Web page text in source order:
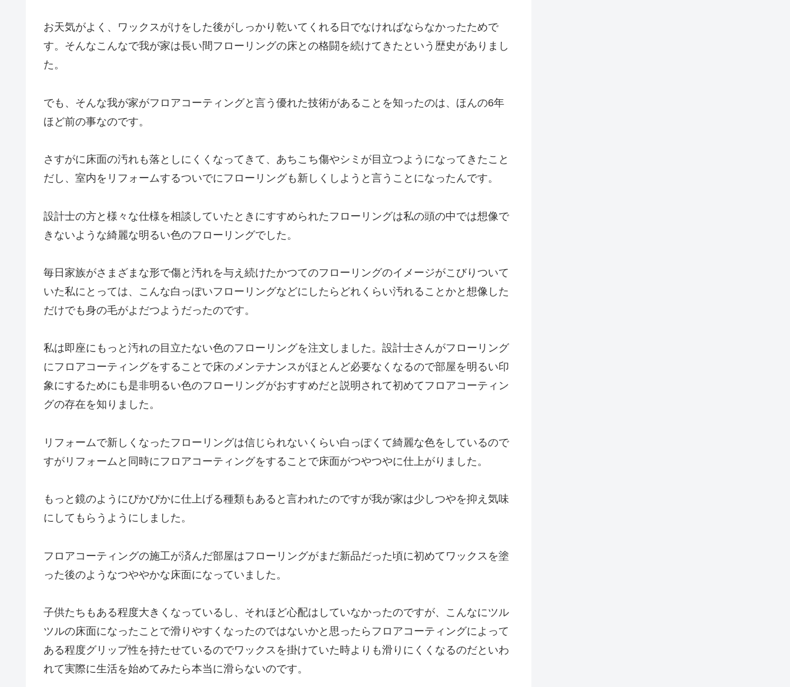
お天気がよく、ワックスがけをした後がしっかり乾いてくれる日でなければならなかったためで
す。そんなこんなで我が家は長い間フローリングの床との格闘を続けてきたという歴史がありまし
た。
でも、そんな我が家がフロアコーティングと言う優れた技術があることを知ったのは、ほんの6年
ほど前の事なのです。
さすがに床面の汚れも落としにくくなってきて、あちこち傷やシミが目立つようになってきたこと
だし、室内をリフォームするついでにフローリングも新しくしようと言うことになったんです。
設計士の方と様々な仕様を相談していたときにすすめられたフローリングは私の頭の中では想像で
きないような綺麗な明るい色のフローリングでした。
毎日家族がさまざまな形で傷と汚れを与え続けたかつてのフローリングのイメージがこびりついて
いた私にとっては、こんな白っぽいフローリングなどにしたらどれくらい汚れることかと想像した
だけでも身の毛がよだつようだったのです。
私は即座にもっと汚れの目立たない色のフローリングを注文しました。設計士さんがフローリング
にフロアコーティングをすることで床のメンテナンスがほとんど必要なくなるので部屋を明るい印
象にするためにも是非明るい色のフローリングがおすすめだと説明されて初めてフロアコーティン
グの存在を知りました。
リフォームで新しくなったフローリングは信じられないくらい白っぽくて綺麗な色をしているので
すがリフォームと同時にフロアコーティングをすることで床面がつやつやに仕上がりました。
もっと鏡のようにぴかぴかに仕上げる種類もあると言われたのですが我が家は少しつやを抑え気味
にしてもらうようにしました。
フロアコーティングの施工が済んだ部屋はフローリングがまだ新品だった頃に初めてワックスを塗
った後のようなつややかな床面になっていました。
子供たちもある程度大きくなっているし、それほど心配はしていなかったのですが、こんなにツル
ツルの床面になったことで滑りやすくなったのではないかと思ったらフロアコーティングによって
ある程度グリップ性を持たせているのでワックスを掛けていた時よりも滑りにくくなるのだといわ
れて実際に生活を始めてみたら本当に滑らないのです。